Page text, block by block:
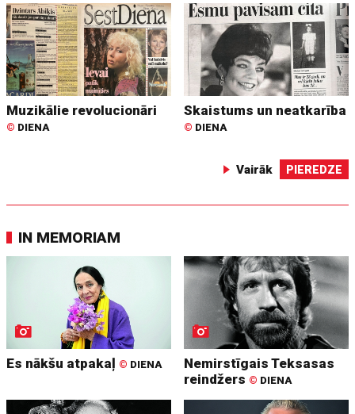
Muzikālie revolucionāri
© DIENA
Skaistums un neatkarība
© DIENA
Vairāk PIEREDZE
IN MEMORIAM
Es nākšu atpakaļ © DIENA
Nemirstīgais Teksasas
reindžers © DIENA